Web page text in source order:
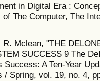
in Digital Era :
The Computer, The
Mclean, "THE
SUCCESS 9 The
A Ten-Year
/ Spring, vol. 19, no. 4,